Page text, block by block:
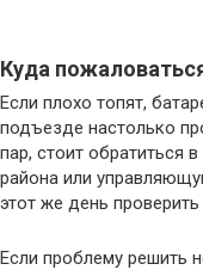
Куда
Если плохо топят,
подъезде настолько
пар, стоит обратиться
района или
этот же день
Если проблему решить